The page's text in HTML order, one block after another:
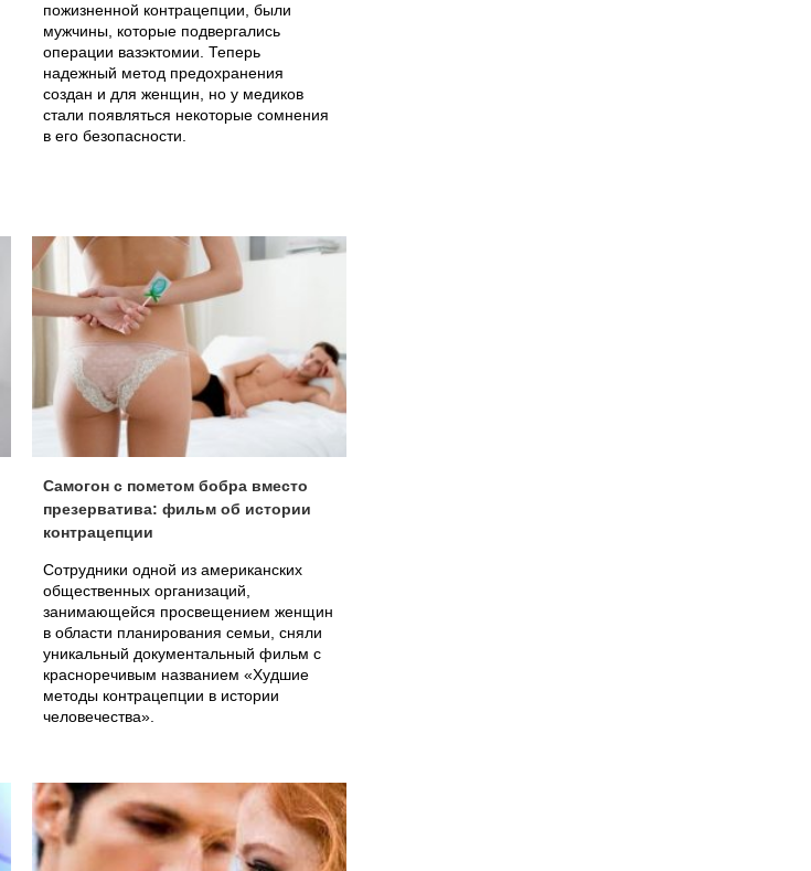
пожизненной контрацепции, были
мужчины, которые подвергались
операции вазэктомии. Теперь
надежный метод предохранения
создан и для женщин, но у медиков
стали появляться некоторые сомнения
в его безопасности.
Самогон с пометом бобра вместо
презерватива: фильм об истории
контрацепции
Сотрудники одной из американских
общественных организаций,
занимающейся просвещением женщин
в области планирования семьи, сняли
уникальный документальный фильм с
красноречивым названием «Худшие
методы контрацепции в истории
человечества».